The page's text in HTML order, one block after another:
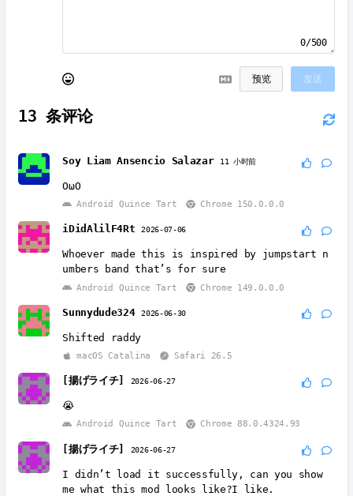
0/500
预览 发送
13 条评论
Soy Liam Ansencio Salazar 11 小时前
OωO
Android Quince Tart Chrome 150.0.0.0
iDidAlilF4Rt 2026-07-06
Whoever made this is inspired by jumpstart n
umbers band that’s for sure
Android Quince Tart Chrome 149.0.0.0
Sunnydude324 2026-06-30
Shifted raddy
macOS Catalina Safari 26.5
[揚げライチ] 2026-06-27
😭
Android Quince Tart Chrome 88.0.4324.93
[揚げライチ] 2026-06-27
I didn’t load it successfully, can you show
me what this mod looks like?I like.